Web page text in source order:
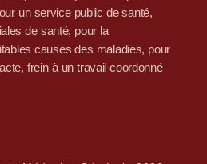
un service public de santé,
de santé, pour la
causes des maladies, pour
frein à un travail coordonné